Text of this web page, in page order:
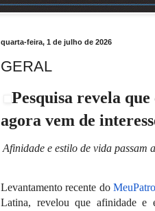
quarta-feira, 1 de julho de 2026
GERAL
Pesquisa revela
agora vem de
Afinidade e estilo de vida passam
Levantamento recente do
Latina, revelou que afinidade e